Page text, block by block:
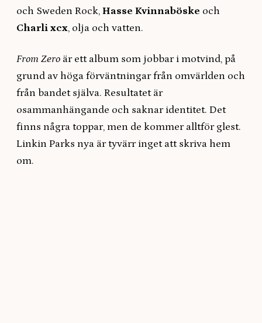
och Sweden Rock, Hasse Kvinnaböske och
Charli xcx, olja och vatten.
From Zero är ett album som jobbar i motvind, på
grund av höga förväntningar från omvärlden och
från bandet själva. Resultatet är
osammanhängande och saknar identitet. Det
finns några toppar, men de kommer alltför glest.
Linkin Parks nya är tyvärr inget att skriva hem
om.